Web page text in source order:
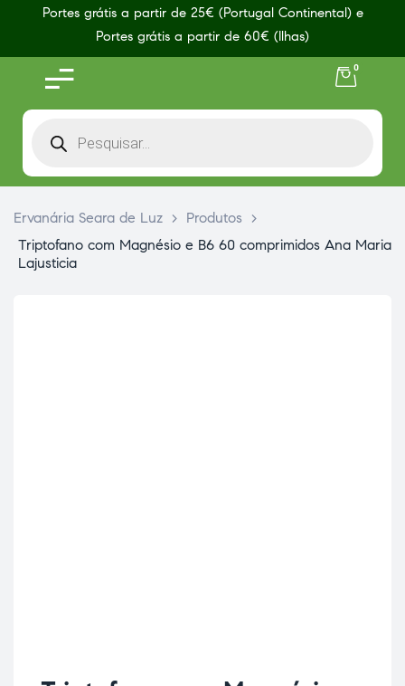
Portes grátis a partir de 25€ (Portugal Continental) e
Portes grátis a partir de 60€ (Ilhas)
0
Ervanária Seara de Luz > Produtos
>
Triptofano com Magnésio e B6 60 comprimidos Ana Maria
Lajusticia